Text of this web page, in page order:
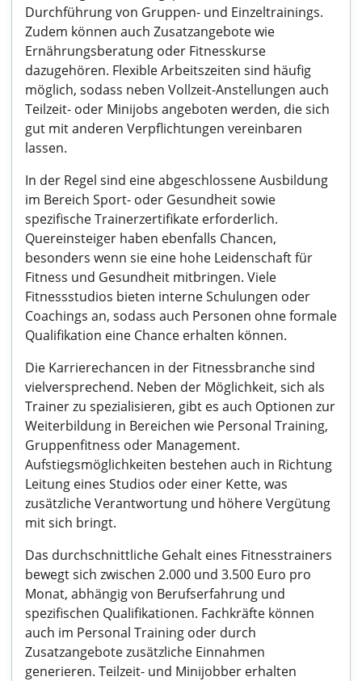
Durchführung von Gruppen- und Einzeltrainings.
Zudem können auch Zusatzangebote wie
Ernährungsberatung oder Fitnesskurse
dazugehören. Flexible Arbeitszeiten sind häufig
möglich, sodass neben Vollzeit-Anstellungen auch
Teilzeit- oder Minijobs angeboten werden, die sich
gut mit anderen Verpflichtungen vereinbaren
lassen.
In der Regel sind eine abgeschlossene Ausbildung
im Bereich Sport- oder Gesundheit sowie
spezifische Trainerzertifikate erforderlich.
Quereinsteiger haben ebenfalls Chancen,
besonders wenn sie eine hohe Leidenschaft für
Fitness und Gesundheit mitbringen. Viele
Fitnessstudios bieten interne Schulungen oder
Coachings an, sodass auch Personen ohne formale
Qualifikation eine Chance erhalten können.
Die Karrierechancen in der Fitnessbranche sind
vielversprechend. Neben der Möglichkeit, sich als
Trainer zu spezialisieren, gibt es auch Optionen zur
Weiterbildung in Bereichen wie Personal Training,
Gruppenfitness oder Management.
Aufstiegsmöglichkeiten bestehen auch in Richtung
Leitung eines Studios oder einer Kette, was
zusätzliche Verantwortung und höhere Vergütung
mit sich bringt.
Das durchschnittliche Gehalt eines Fitnesstrainers
bewegt sich zwischen 2.000 und 3.500 Euro pro
Monat, abhängig von Berufserfahrung und
spezifischen Qualifikationen. Fachkräfte können
auch im Personal Training oder durch
Zusatzangebote zusätzliche Einnahmen
generieren. Teilzeit- und Minijobber erhalten